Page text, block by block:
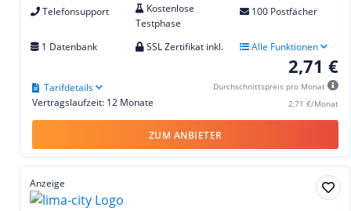
Telefonsupport
Kostenlose
Testphase
100 Postfächer
1 Datenbank SSL Zertifikat inkl. Alle Funktionen
2,71 €
Durchschnittspreis pro Monat
2,71 €/Monat
Vertragslaufzeit: 12 Monate
Tarifdetails
ZUM ANBIETER
Anzeige